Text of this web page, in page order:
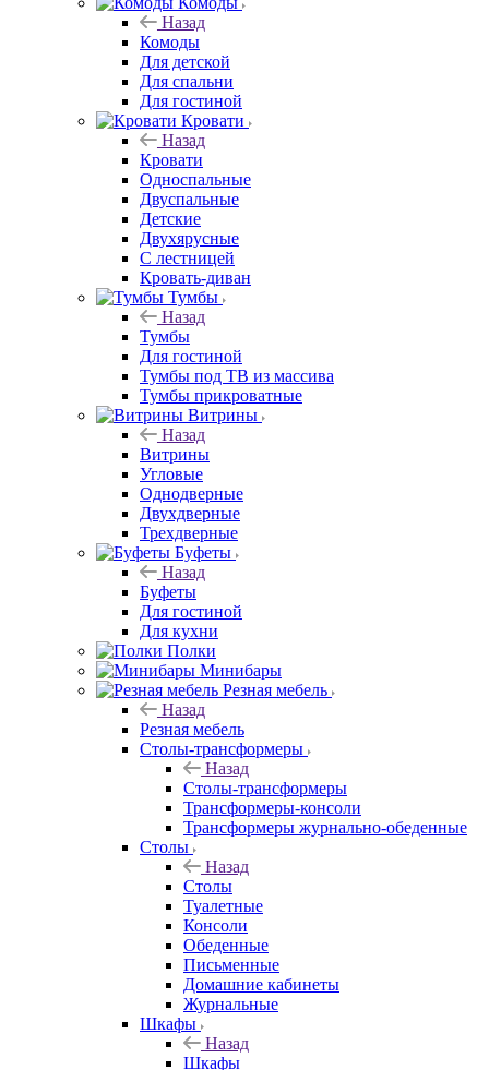
Назад
Комоды
Для детской
Для спальни
Для гостиной
Кровати
Назад
Кровати
Односпальные
Двуспальные
Детские
Двухярусные
С лестницей
Кровать-диван
Тумбы
Назад
Тумбы
Для гостиной
Тумбы под ТВ из массива
Тумбы прикроватные
Витрины
Назад
Витрины
Угловые
Однодверные
Двухдверные
Трехдверные
Буфеты
Назад
Буфеты
Для гостиной
Для кухни
Полки
Минибары
Резная мебель
Назад
Резная мебель
Столы-трансформеры
Назад
Столы-трансформеры
Трансформеры-консоли
Трансформеры журнально-обеденные
Столы
Назад
Столы
Туалетные
Консоли
Обеденные
Письменные
Домашние кабинеты
Журнальные
Шкафы
Назад
Шкафы